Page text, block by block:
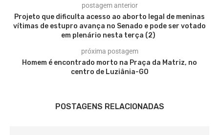
postagem anterior
Projeto que dificulta acesso ao aborto legal de meninas
vítimas de estupro avança no Senado e pode ser votado
em plenário nesta terça (2)
próxima postagem
Homem é encontrado morto na Praça da Matriz, no
centro de Luziânia-GO
POSTAGENS RELACIONADAS